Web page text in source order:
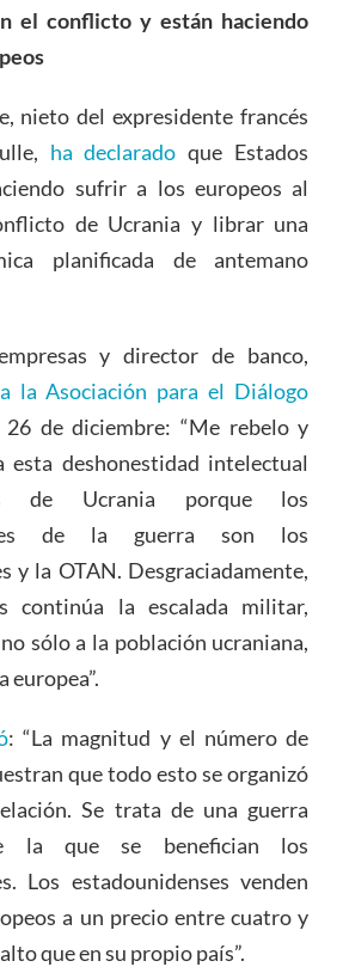
el conflicto y están haciendo
nieto del expresidente francés
ha declarado que Estados
sufrir a los europeos al
de Ucrania y librar una
planificada de antemano
y director de banco,
la Asociación para el Diálogo
de diciembre: “Me rebelo y
esta deshonestidad intelectual
Ucrania porque los
de la guerra son los
y la OTAN. Desgraciadamente,
continúa la escalada militar,
sólo a la población ucraniana,
europea”.
: “La magnitud y el número de
que todo esto se organizó
Se trata de una guerra
la que se benefician los
Los estadounidenses venden
a un precio entre cuatro y
que en su propio país”.